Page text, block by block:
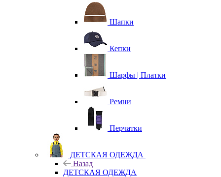
Шапки
Кепки
Шарфы | Платки
Ремни
Перчатки
ДЕТСКАЯ ОДЕЖДА
Назад
ДЕТСКАЯ ОДЕЖДА